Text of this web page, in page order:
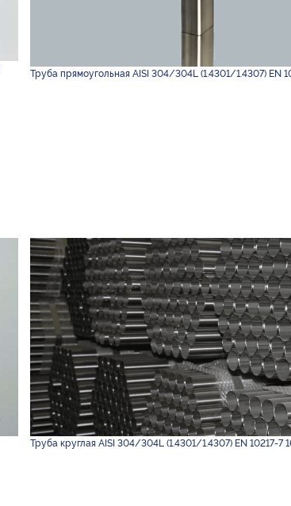
Труба прямоугольная AISI 304/304L (1.4301/1.4307) EN
Труба круглая AISI 304/304L (1.4301/1.4307) EN 10217-7